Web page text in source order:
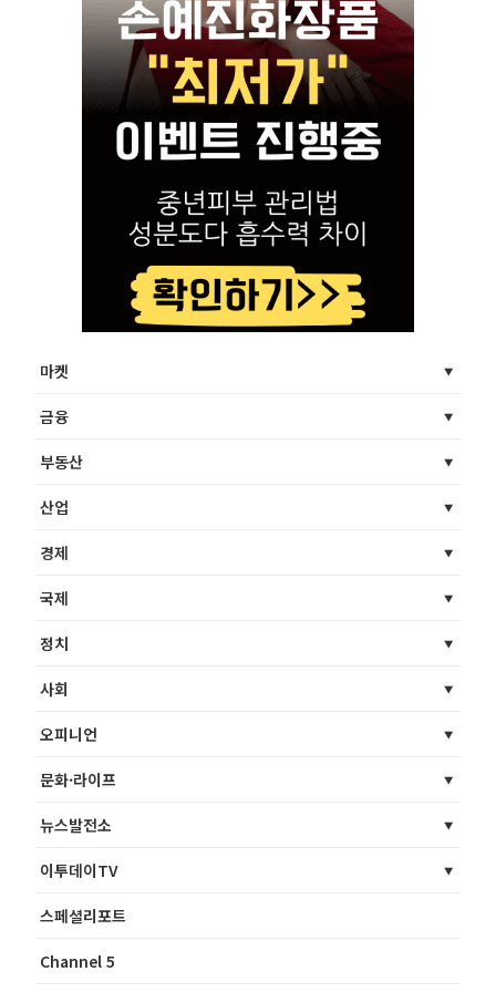
마켓
금융
부동산
산업
경제
국제
정치
사회
오피니언
문화·라이프
뉴스발전소
이투데이TV
스페셜리포트
Channel 5